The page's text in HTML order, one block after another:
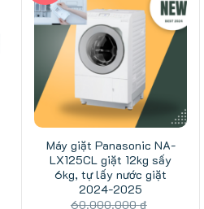
Máy giặt Panasonic NA-
LX125CL giặt 12kg sấy
6kg, tự lấy nước giặt
2024-2025
60.000.000₫